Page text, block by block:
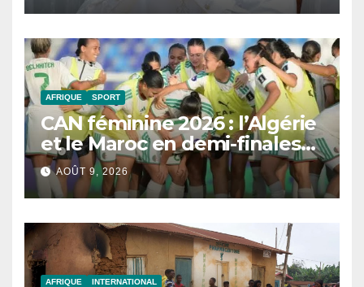
AFRIQUE SPORT
CAN féminine 2026 : l’Algérie
et le Maroc en demi-finales
et au Mondial 2027
AOÛT 9, 2026
AFRIQUE INTERNATIONAL